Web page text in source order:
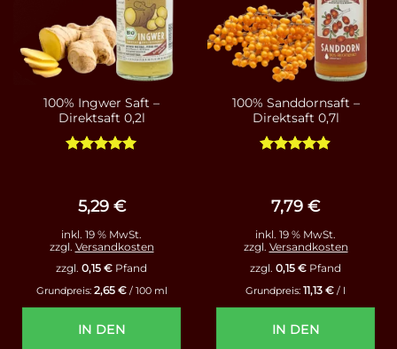
100% Ingwer Saft –
Direktsaft 0,2l
5,29 €
inkl. 19 % MwSt.
zzgl. Versandkosten
zzgl. 0,15 € Pfand
Grundpreis: 2,65 €/ 100 ml
IN DEN
100% Sanddornsaft –
Direktsaft 0,7l
7,79 €
inkl. 19 % MwSt.
zzgl. Versandkosten
zzgl. 0,15 € Pfand
Grundpreis: 11,13 € / l
IN DEN